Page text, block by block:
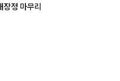
정 마무리